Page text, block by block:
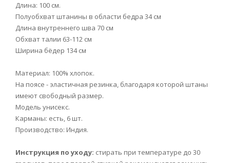
Длина: 100 см.
Полуобхват штанины в области бедра 34 см
Длина внутреннего шва 70 см
Обхват талии 63-112 см
Ширина бёдер 134 см
Материал: 100% хлопок.
На поясе - эластичная резинка, благодаря которой штаны
имеют свободный размер.
Модель унисекс.
Карманы: есть, 6 шт.
Производство: Индия.
Инструкция по уходу: стирать при температуре до 30